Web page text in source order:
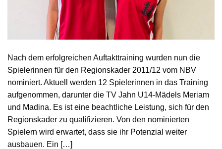
Nach dem erfolgreichen Auftakttraining wurden nun die
Spielerinnen für den Regionskader 2011/12 vom NBV
nominiert. Aktuell werden 12 Spielerinnen in das Training
aufgenommen, darunter die TV Jahn U14-Mädels Meriam
und Madina. Es ist eine beachtliche Leistung, sich für den
Regionskader zu qualifizieren. Von den nominierten
Spielern wird erwartet, dass sie ihr Potenzial weiter
ausbauen. Ein […]